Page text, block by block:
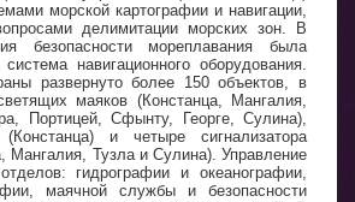
морской картографии и навигации,
делимитации морских зон. В
безопасности мореплавания была
навигационного оборудования.
развернуто более 150 объектов, в
маяков (Констанца, Мангалия,
Портицей, Сфынту, Георге, Сулина),
и четыре сигнализатора
Мангалия, Тузла и Сулина). Управление
гидрографии и океанографии,
маячной службы и безопасности